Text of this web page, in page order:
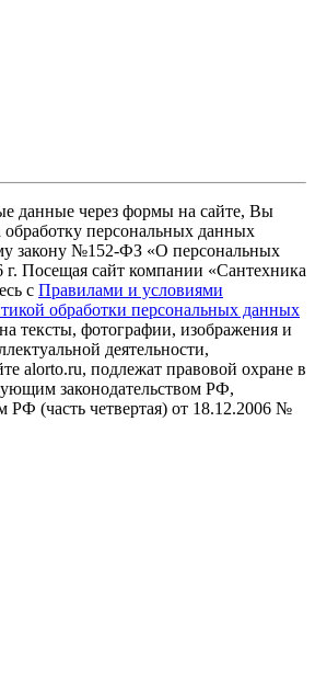
данные через формы на сайте, Вы
обработку персональных данных
закону №152-ФЗ «О персональных
Посещая сайт компании «Cантехника
с Правилами и условиями
обработки персональных данных
тексты, фотографии, изображения и
деятельности,
alorto.ru, подлежат правовой охране в
законодательством РФ,
РФ (часть четвертая) от 18.12.2006 №